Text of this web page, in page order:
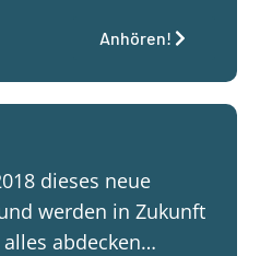
Anhören!
dieses neue
werden in Zukunft
abdecken…